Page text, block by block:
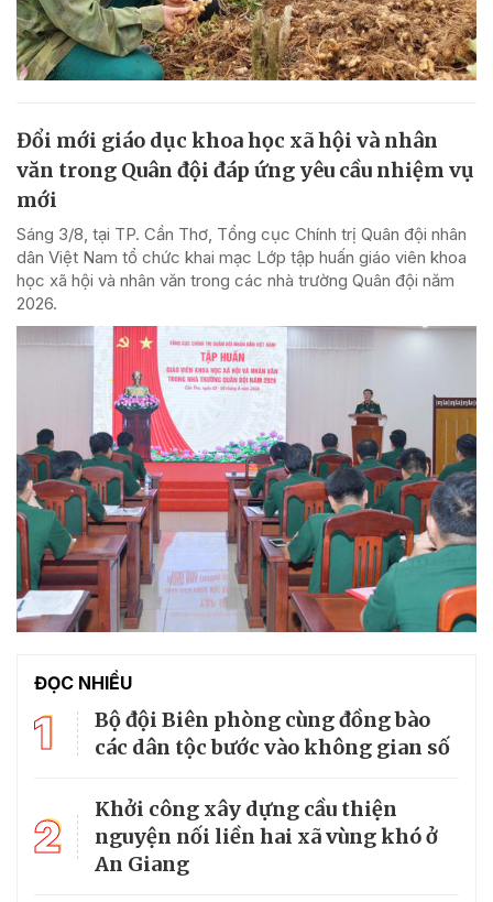
Đổi mới giáo dục khoa học xã hội và nhân
văn trong Quân đội đáp ứng yêu cầu nhiệm vụ
mới
Sáng 3/8, tại TP. Cần Thơ, Tổng cục Chính trị Quân đội nhân
dân Việt Nam tổ chức khai mạc Lớp tập huấn giáo viên khoa
học xã hội và nhân văn trong các nhà trường Quân đội năm
2026.
ĐỌC NHIỀU
1
Bộ đội Biên phòng cùng đồng bào
các dân tộc bước vào không gian số
2
Khởi công xây dựng cầu thiện
nguyện nối liền hai xã vùng khó ở
An Giang